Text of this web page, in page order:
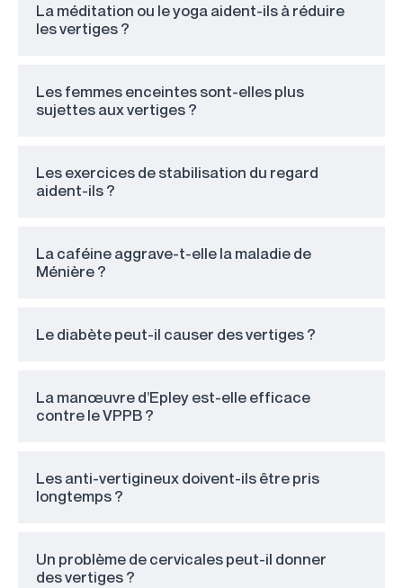
La méditation ou le yoga aident-ils à réduire
les vertiges ?
Les femmes enceintes sont-elles plus
sujettes aux vertiges ?
Les exercices de stabilisation du regard
aident-ils ?
La caféine aggrave-t-elle la maladie de
Ménière ?
Le diabète peut-il causer des vertiges ?
La manœuvre d’Epley est-elle efficace
contre le VPPB ?
Les anti-vertigineux doivent-ils être pris
longtemps ?
Un problème de cervicales peut-il donner
des vertiges ?